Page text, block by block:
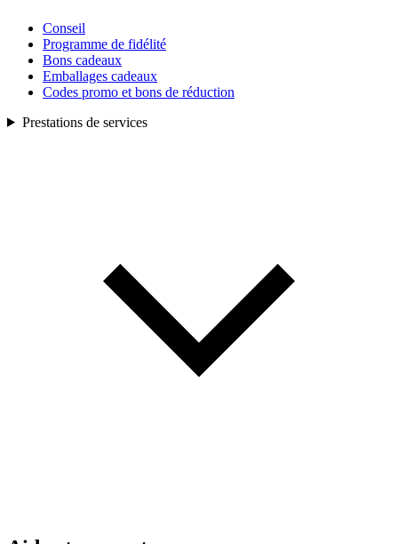
Conseil
Programme de fidélité
Bons cadeaux
Emballages cadeaux
Codes promo et bons de réduction
Prestations de services